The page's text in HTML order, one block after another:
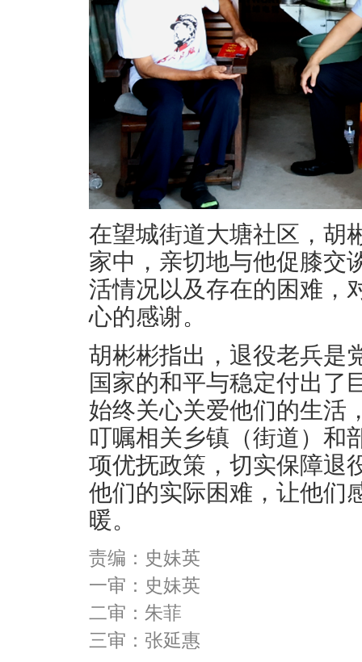
在望城街道大塘社区，胡
家中，亲切地与他促膝交
活情况以及存在的困难，
心的感谢。
胡彬彬指出，退役老兵是
国家的和平与稳定付出了
始终关心关爱他们的生活
叮嘱相关乡镇（街道）和
项优抚政策，切实保障退
他们的实际困难，让他们
暖。
责编：史妹英
一审：史妹英
二审：朱菲
三审：张延惠